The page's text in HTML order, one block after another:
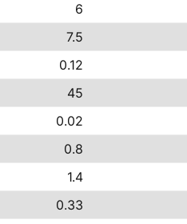
6
7.5
0.12
45
0.02
0.8
1.4
0.33